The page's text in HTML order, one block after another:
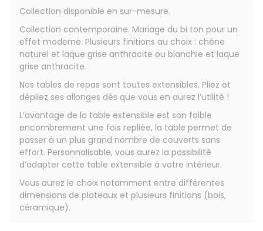
Collection disponible en sur-mesure.
Collection contemporaine. Mariage du bi ton pour un
effet moderne. Plusieurs finitions au choix : chêne
naturel et laque grise anthracite ou blanchie et laque
grise anthracite.
Nos tables de repas sont toutes extensibles. Pliez et
dépliez ses allonges dès que vous en aurez l’utilité !
L’avantage de la table extensible est son faible
encombrement une fois repliée, la table permet de
passer à un plus grand nombre de couverts sans
effort. Personnalisable, vous aurez la possibilité
d’adapter cette table extensible à votre intérieur.
Vous aurez le choix notamment entre différentes
dimensions de plateaux et plusieurs finitions (bois,
céramique).